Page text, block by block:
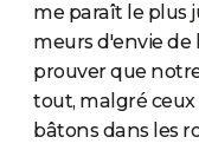
me paraît le plus
meurs d'envie de
prouver que
tout, malgré
bâtons dans les